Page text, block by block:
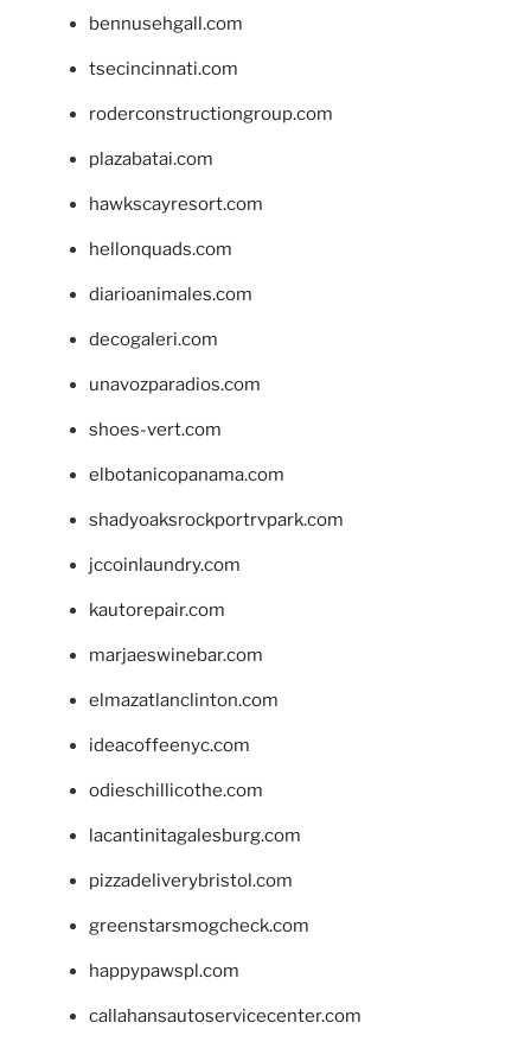
bennusehgall.com
tsecincinnati.com
roderconstructiongroup.com
plazabatai.com
hawkscayresort.com
hellonquads.com
diarioanimales.com
decogaleri.com
unavozparadios.com
shoes-vert.com
elbotanicopanama.com
shadyoaksrockportrvpark.com
jccoinlaundry.com
kautorepair.com
marjaeswinebar.com
elmazatlanclinton.com
ideacoffeenyc.com
odieschillicothe.com
lacantinitagalesburg.com
pizzadeliverybristol.com
greenstarsmogcheck.com
happypawspl.com
callahansautoservicecenter.com